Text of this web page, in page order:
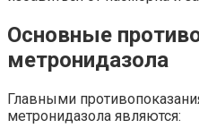
Основные
метронидазола
Главными
метронидазола являются: